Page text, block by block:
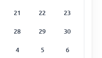
21 22 23
28 29 30
4 5 6